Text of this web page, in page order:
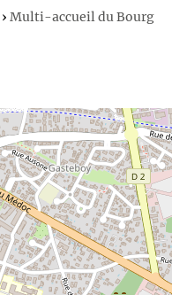
› Multi-accueil du Bourg